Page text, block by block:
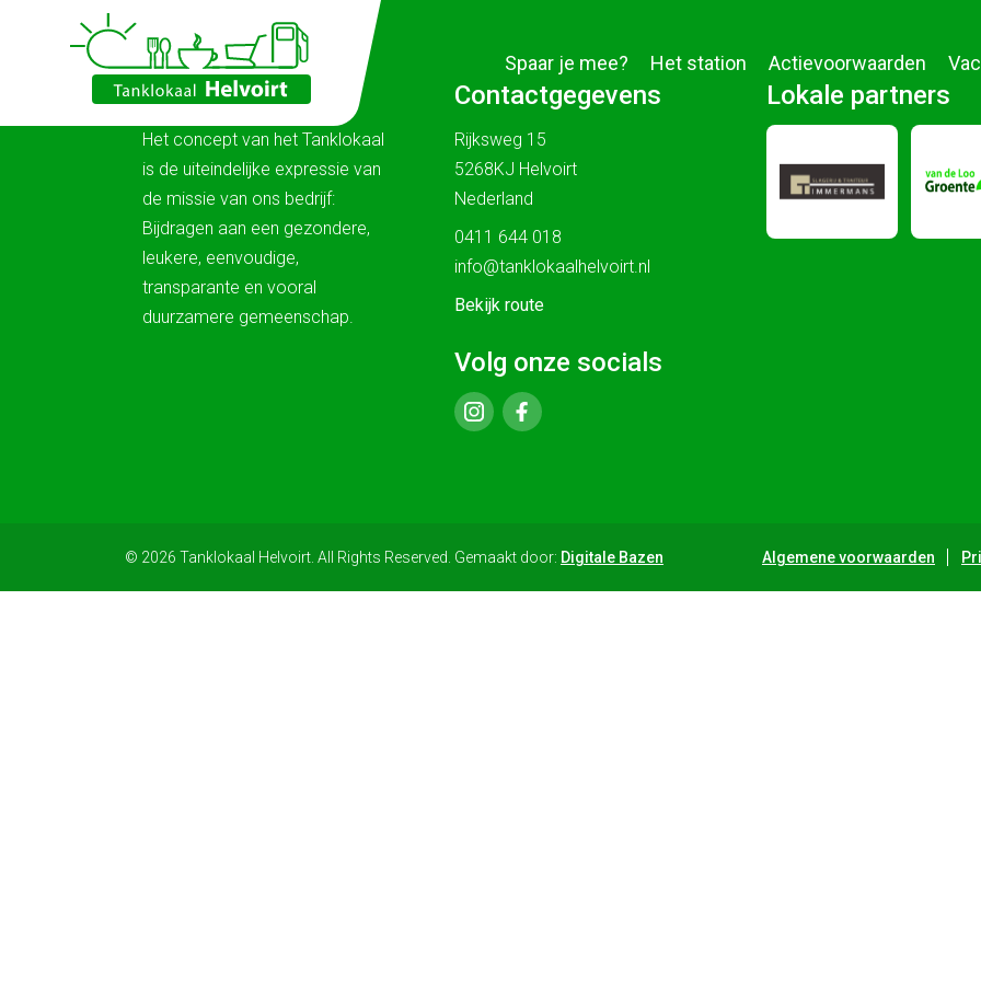
Spaar je mee? Het station Actievoorwaarden
Ons verhaal
Het concept van het Tanklokaal
is de uiteindelijke expressie van
de missie van ons bedrijf:
Bijdragen aan een gezondere,
leukere, eenvoudige,
transparante en vooral
duurzamere gemeenschap.
Contactgegevens
Rijksweg 15
5268KJ Helvoirt
Nederland
0411 644 018
info@tanklokaalhelvoirt.nl
Bekijk route
Volg onze socials
Lokale partners
© 2026 Tanklokaal Helvoirt. All Rights Reserved. Gemaakt door: Digitale Bazen Algemene voorwaarden